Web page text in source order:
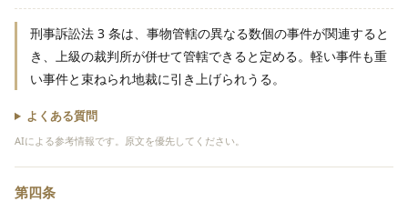
刑事訴訟法 3 条は、事物管轄の異なる数個の事件が関連すると
き、上級の裁判所が併せて管轄できると定める。軽い事件も重
い事件と束ねられ地裁に引き上げられうる。
よくある質問
AIによる参考情報です。原文を優先してください。
第四条